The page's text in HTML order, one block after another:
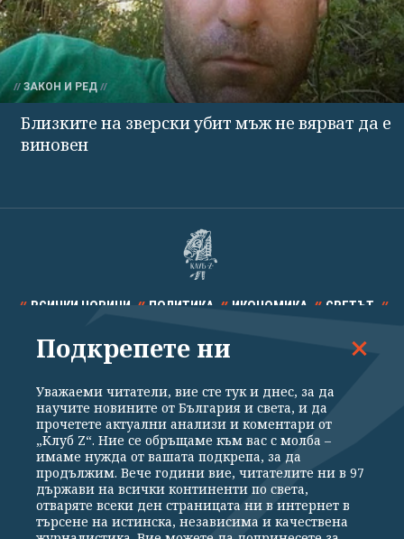
ЗАКОН И РЕД
Близките на зверски убит мъж не вярват да е
виновен
ВСИЧКИ НОВИНИ ПОЛИТИКА ИКОНОМИКА СВЕТЪТ
СПОРТ КУЛТУРА ТЕХНОЛОГИИ КАЛЕЙДОСКОП
Общи условия
Политика за поверителност
Реклама
Партньори Контакти
За Клуб Z
Екип
Подкрепете ни
Подкрепете ни
Уважаеми читатели, вие сте тук и днес, за да
научите новините от България и света, и да
прочетете актуални анализи и коментари от
„Клуб Z“. Ние се обръщаме към вас с молба –
имаме нужда от вашата подкрепа, за да
продължим. Вече години вие, читателите ни в 97
държави на всички континенти по света,
отваряте всеки ден страницата ни в интернет в
търсене на истинска, независима и качествена